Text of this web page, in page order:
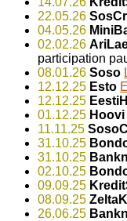
22.05.26
04.05.26
02.02.26
participation
08.01.26 Soso
12.12.25 Esto
12.12.25
01.12.25 Hoovi
11.11.25
31.10.25
31.10.25
02.10.25
09.09.25
08.09.25
26.06.25